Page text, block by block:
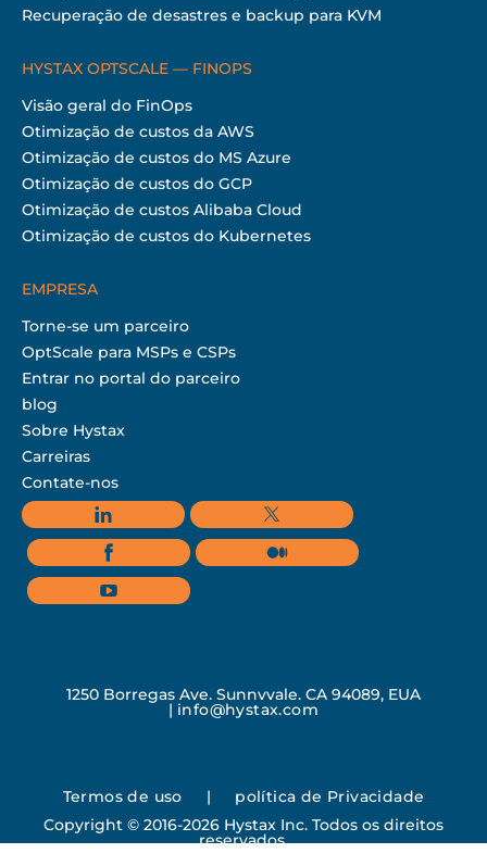
Recuperação de desastres e backup para KVM
HYSTAX OPTSCALE — FINOPS
Visão geral do FinOps
Otimização de custos da AWS
Otimização de custos do MS Azure
Otimização de custos do GCP
Otimização de custos Alibaba Cloud
Otimização de custos do Kubernetes
EMPRESA
Torne-se um parceiro
OptScale para MSPs e CSPs
Entrar no portal do parceiro
blog
Sobre Hystax
Carreiras
Contate-nos
1250 Borregas Ave, Sunnyvale, CA 94089, EUA
| info@hystax.com
Copyright © 2016-2026 Hystax Inc. Todos os direitos
reservados.
Termos de uso | política de Privacidade